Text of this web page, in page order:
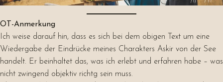
OT-Anmerkung
Ich weise darauf hin, dass es sich bei dem obigen Text um eine
Wiedergabe der Eindrücke meines Charakters Askir von der See
handelt. Er beinhaltet das, was ich erlebt und erfahren habe – was
nicht zwingend objektiv richtg sein muss.